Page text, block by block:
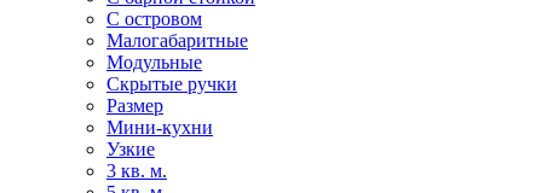
С островом
Малогабаритные
Модульные
Скрытые ручки
Размер
Мини-кухни
Узкие
3 кв. м.